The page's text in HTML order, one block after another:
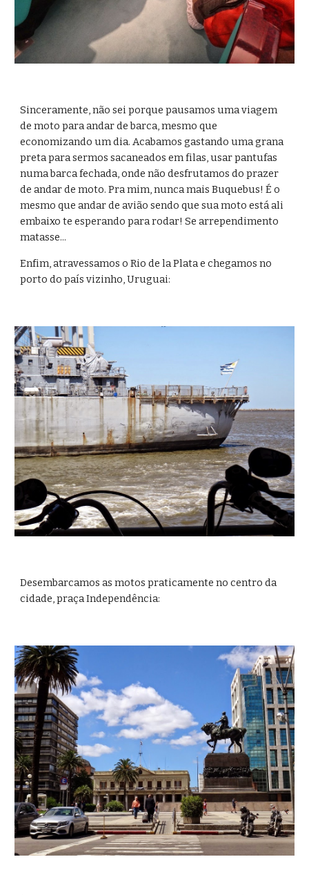
Sinceramente, não sei porque pausamos uma viagem
de moto para andar de barca, mesmo que
economizando um dia. Acabamos gastando uma grana
preta para sermos sacaneados em filas, usar pantufas
numa barca fechada, onde não desfrutamos do prazer
de andar de moto. Pra mim, nunca mais Buquebus! É o
mesmo que andar de avião sendo que sua moto está ali
embaixo te esperando para rodar! Se arrependimento
matasse...
Enfim, atravessamos o Rio de la Plata e chegamos no
porto do país vizinho, Uruguai:
Desembarcamos as motos praticamente no centro da
cidade, praça Independência: